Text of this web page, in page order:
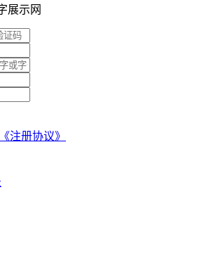
展示网
《注册协议》